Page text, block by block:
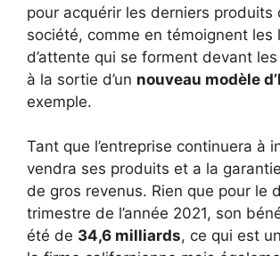
pour acquérir les derniers produits
société, comme en témoignent les
d’attente qui se forment devant
à la sortie d’un nouveau modèle
exemple.
Tant que l’entreprise continuera à
vendra ses produits et a la
de gros revenus. Rien que pour le
trimestre de l’année 2021, son
été de 34,6 milliards, ce qui est